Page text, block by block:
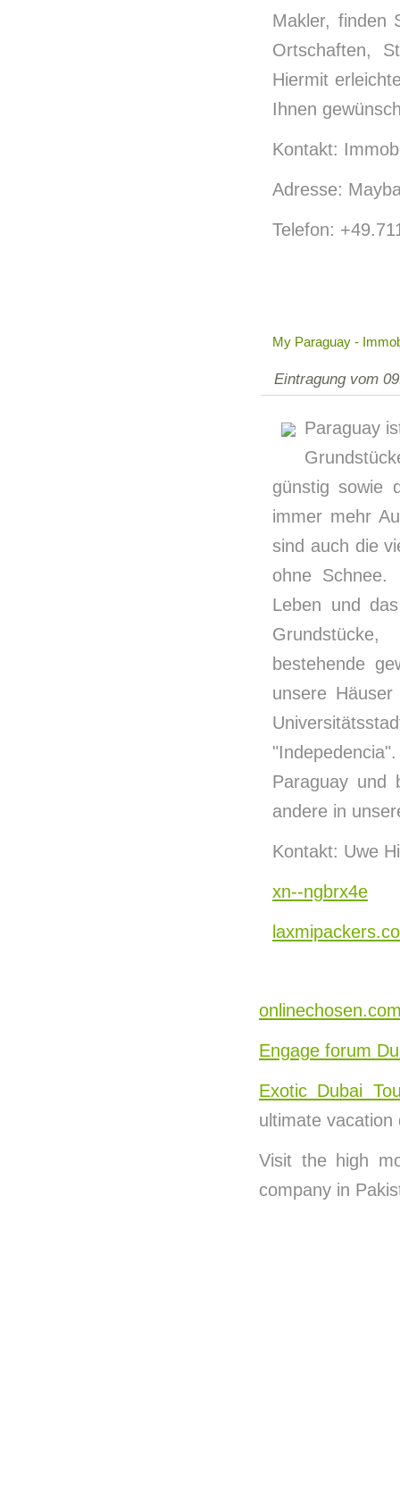
Makler, finden
Ortschaften,
Hiermit
Ihnen
Kontakt:
Adresse:
Telefon:
My Paraguay -
Eintragung vom
Paraguay
günstig sowie
immer mehr
sind auch die
ohne Schnee.
Leben und
bestehende
unsere
Paraguay und
andere in
Kontakt: Uwe
xn--ngbrx4e
Engage forum
Exotic Dubai
ultimate vacation
Visit the high
company in